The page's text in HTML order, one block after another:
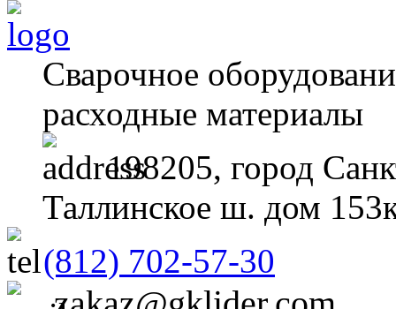
Сварочное
расходные материалы
198205, город
Таллинское ш. дом
(812) 702-57-30